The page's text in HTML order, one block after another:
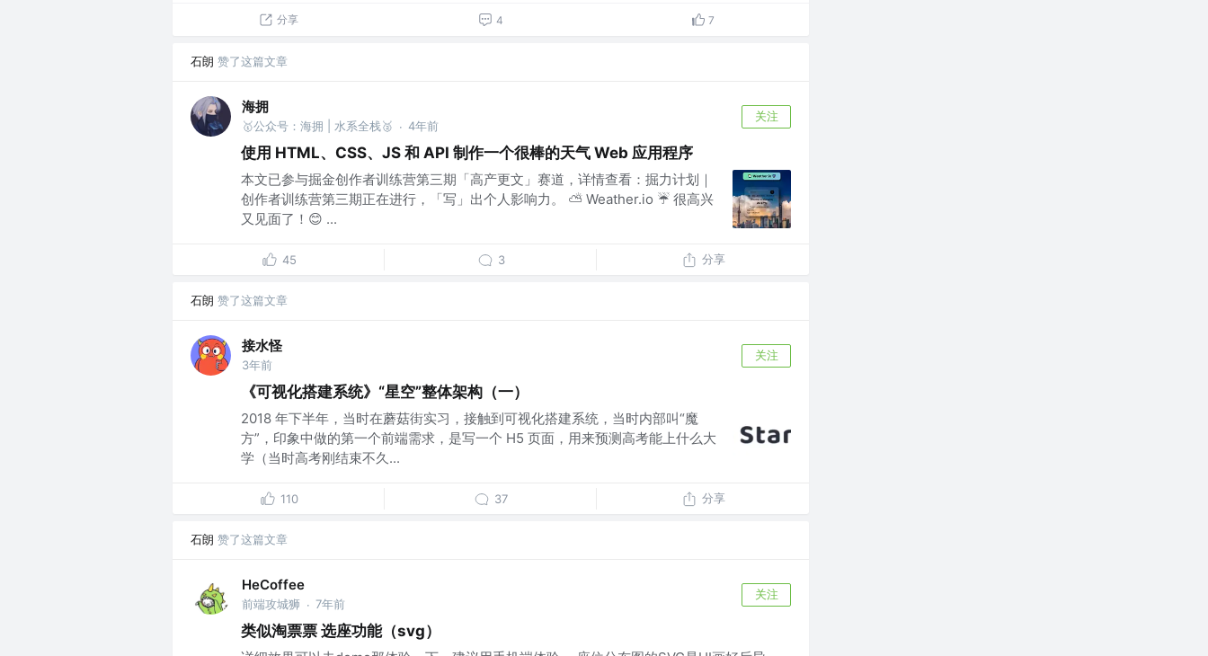
分享 4 7
石朗 赞了这篇文章
海拥
🥇公众号：海拥 | 水系全栈🥈 · 4年前
关注
使用 HTML、CSS、JS 和 API 制作一个很棒的天气 Web 应用程序
本文已参与掘金创作者训练营第三期「高产更文」赛道，详情查看：掘力计划｜
创作者训练营第三期正在进行，「写」出个人影响力。 ⛅ Weather.io ☔ 很高兴
又见面了！😊 ...
45 3 分享
石朗 赞了这篇文章
接水怪
3年前
关注
《可视化搭建系统》“星空”整体架构（一）
2018 年下半年，当时在蘑菇街实习，接触到可视化搭建系统，当时内部叫“魔
方”，印象中做的第一个前端需求，是写一个 H5 页面，用来预测高考能上什么大
学（当时高考刚结束不久...
110 37 分享
石朗 赞了这篇文章
HeCoffee
前端攻城狮 · 7年前
关注
类似淘票票 选座功能（svg）